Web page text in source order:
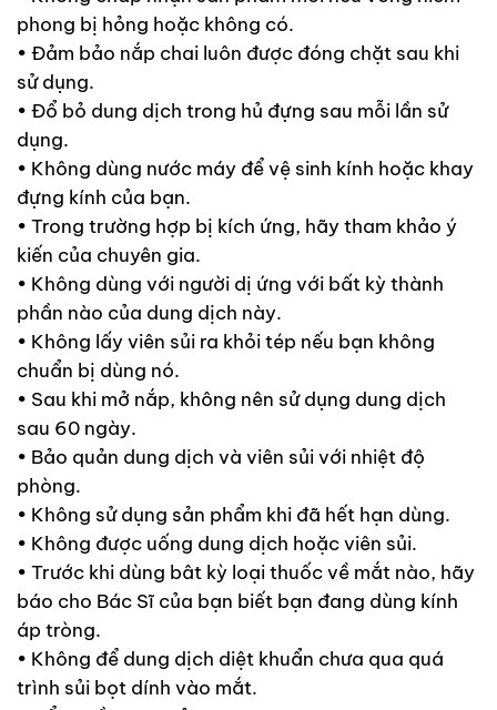
phong bị hỏng hoặc không có.
• Đảm bảo nắp chai luôn được đóng chặt sau khi
sử dụng.
• Đổ bỏ dung dịch trong hủ đựng sau mỗi lần sử
dụng.
• Không dùng nước máy để vệ sinh kính hoặc khay
đựng kính của bạn.
• Trong trường hợp bị kích ứng, hãy tham khảo ý
kiến của chuyên gia.
• Không dùng với người dị ứng với bất kỳ thành
phần nào của dung dịch này.
• Không lấy viên sủi ra khỏi tép nếu bạn không
chuẩn bị dùng nó.
• Sau khi mở nắp, không nên sử dụng dung dịch
sau 60 ngày.
• Bảo quản dung dịch và viên sủi với nhiệt độ
phòng.
• Không sử dụng sản phẩm khi đã hết hạn dùng.
• Không được uống dung dịch hoặc viên sủi.
• Trước khi dùng bât kỳ loại thuốc về mắt nào, hãy
báo cho Bác Sĩ của bạn biết bạn đang dùng kính
áp tròng.
• Không để dung dịch diệt khuẩn chưa qua quá
trình sủi bọt dính vào mắt.